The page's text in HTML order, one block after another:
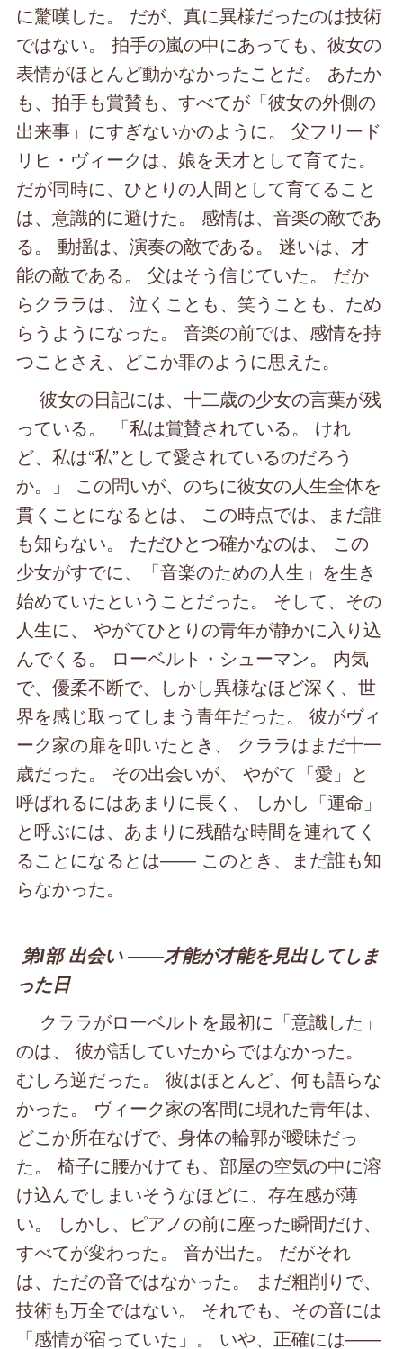
に驚嘆した。 だが、真に異様だったのは技術
ではない。 拍手の嵐の中にあっても、彼女の
表情がほとんど動かなかったことだ。 あたか
も、拍手も賞賛も、すべてが「彼女の外側の
出来事」にすぎないかのように。 父フリード
リヒ・ヴィークは、娘を天才として育てた。
だが同時に、ひとりの人間として育てること
は、意識的に避けた。 感情は、音楽の敵であ
る。 動揺は、演奏の敵である。 迷いは、才
能の敵である。 父はそう信じていた。 だか
らクララは、 泣くことも、笑うことも、ため
らうようになった。 音楽の前では、感情を持
つことさえ、どこか罪のように思えた。
彼女の日記には、十二歳の少女の言葉が残
っている。 「私は賞賛されている。 けれ
ど、私は“私”として愛されているのだろう
か。」 この問いが、のちに彼女の人生全体を
貫くことになるとは、 この時点では、まだ誰
も知らない。 ただひとつ確かなのは、 この
少女がすでに、「音楽のための人生」を生き
始めていたということだった。 そして、その
人生に、 やがてひとりの青年が静かに入り込
んでくる。 ローベルト・シューマン。 内気
で、優柔不断で、しかし異様なほど深く、世
界を感じ取ってしまう青年だった。 彼がヴィ
ーク家の扉を叩いたとき、 クララはまだ十一
歳だった。 その出会いが、 やがて「愛」と
呼ばれるにはあまりに長く、 しかし「運命」
と呼ぶには、あまりに残酷な時間を連れてく
ることになるとは―― このとき、まだ誰も知
らなかった。
第Ⅰ部 出会い ――才能が才能を見出してしま
った日
クララがローベルトを最初に「意識した」
のは、 彼が話していたからではなかった。
むしろ逆だった。 彼はほとんど、何も語らな
かった。 ヴィーク家の客間に現れた青年は、
どこか所在なげで、身体の輪郭が曖昧だっ
た。 椅子に腰かけても、部屋の空気の中に溶
け込んでしまいそうなほどに、存在感が薄
い。 しかし、ピアノの前に座った瞬間だけ、
すべてが変わった。 音が出た。 だがそれ
は、ただの音ではなかった。 まだ粗削りで、
技術も万全ではない。 それでも、その音には
「感情が宿っていた」。 いや、正確には――